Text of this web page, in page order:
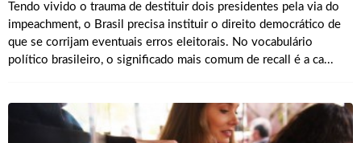
Tendo vivido o trauma de destituir dois presidentes pela via do
impeachment, o Brasil precisa instituir o direito democrático de
que se corrijam eventuais erros eleitorais. No vocabulário
político brasileiro, o significado mais comum de recall é a ca...